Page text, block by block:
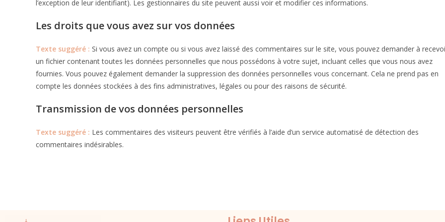
l’exception de leur identifiant). Les gestionnaires du site peuvent aussi voir et modifier ces informations.
Les droits que vous avez sur vos données
Texte suggéré : Si vous avez un compte ou si vous avez laissé des commentaires sur le site, vous pouvez demander à
un fichier contenant toutes les données personnelles que nous possédons à votre sujet, incluant celles que vous nous avez
fournies. Vous pouvez également demander la suppression des données personnelles vous concernant. Cela ne prend pas en
compte les données stockées à des fins administratives, légales ou pour des raisons de sécurité.
Transmission de vos données personnelles
Texte suggéré : Les commentaires des visiteurs peuvent être vérifiés à l’aide d’un service automatisé de détection des
commentaires indésirables.